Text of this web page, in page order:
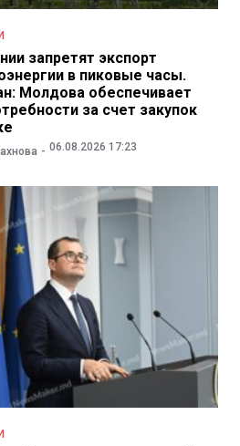
запретят экспорт
в пиковые часы.
Молдова обеспечивает
за счет закупок
06.08.2026 17:23